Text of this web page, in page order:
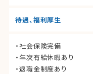
待遇、福利厚生
・社会保険完備
・年次有給休暇あり
・退職金制度あり